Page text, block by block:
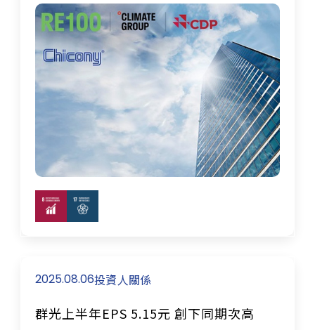
2025.08.06投資人關係
群光上半年EPS 5.15元 創下同期次高